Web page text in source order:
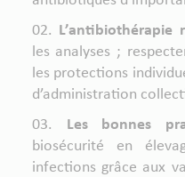
L’antibiothérapie
les analyses ;
les protections
d’administration
Les bonnes
biosécurité en
infections grâce aux